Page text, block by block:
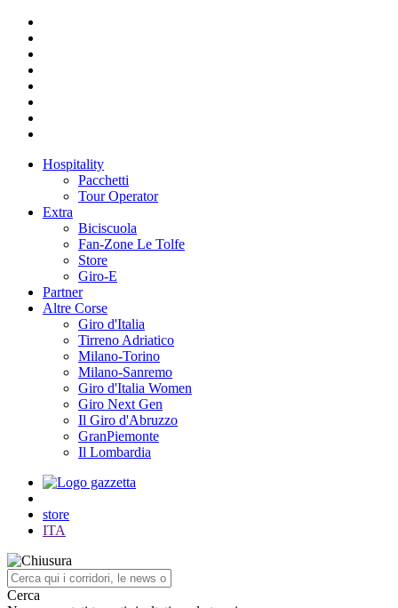
Hospitality
Pacchetti
Tour Operator
Extra
Biciscuola
Fan-Zone Le Tolfe
Store
Giro-E
Partner
Altre Corse
Giro d'Italia
Tirreno Adriatico
Milano-Torino
Milano-Sanremo
Giro d'Italia Women
Giro Next Gen
Il Giro d'Abruzzo
GranPiemonte
Il Lombardia
store
ITA
Cerca